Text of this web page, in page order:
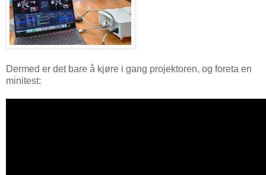
Dermed er det bare å kjøre i gang projektoren, og foreta en
minitest: